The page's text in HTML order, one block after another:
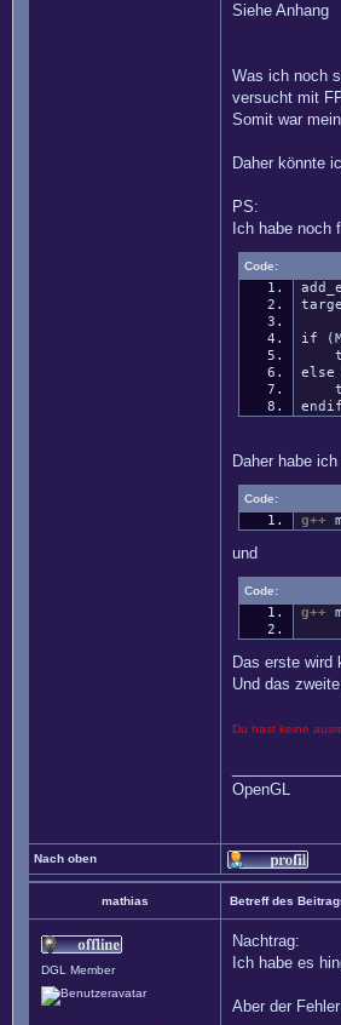
Siehe Anhang
Was ich noch
versucht mit
Somit war
Daher könnte
PS:
Ich habe noch
Code:
if
Daher habe
Code:
g++
und
Code:
g++
Das erste wird
Und das
Du hast keine
OpenGL
Nach oben
mathias Betreff des
DGL Member
Nachtrag:
Ich habe es
Aber der